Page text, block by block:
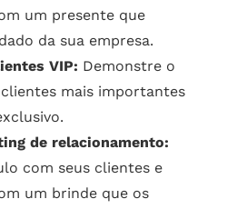
um presente que
da sua empresa.
VIP: Demonstre o
mais importantes
de relacionamento:
com seus clientes e
um brinde que os